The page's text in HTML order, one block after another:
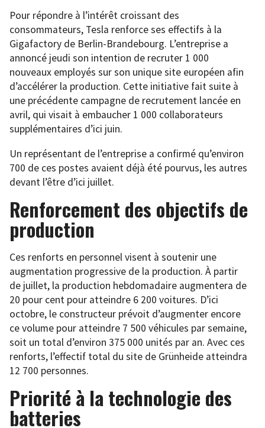
Pour répondre à l’intérêt croissant des
consommateurs, Tesla renforce ses effectifs à la
Gigafactory de Berlin-Brandebourg. L’entreprise a
annoncé jeudi son intention de recruter 1 000
nouveaux employés sur son unique site européen afin
d’accélérer la production. Cette initiative fait suite à
une précédente campagne de recrutement lancée en
avril, qui visait à embaucher 1 000 collaborateurs
supplémentaires d’ici juin.
Un représentant de l’entreprise a confirmé qu’environ
700 de ces postes avaient déjà été pourvus, les autres
devant l’être d’ici juillet.
Renforcement des objectifs de
production
Ces renforts en personnel visent à soutenir une
augmentation progressive de la production. À partir
de juillet, la production hebdomadaire augmentera de
20 pour cent pour atteindre 6 200 voitures. D’ici
octobre, le constructeur prévoit d’augmenter encore
ce volume pour atteindre 7 500 véhicules par semaine,
soit un total d’environ 375 000 unités par an. Avec ces
renforts, l’effectif total du site de Grünheide atteindra
12 700 personnes.
Priorité à la technologie des
batteries